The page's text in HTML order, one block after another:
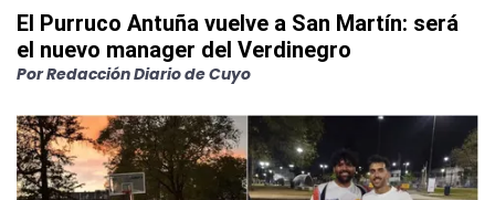
El Purruco Antuña vuelve a San Martín: será
el nuevo manager del Verdinegro
PorRedacción Diario de Cuyo